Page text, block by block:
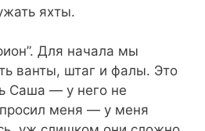
яхты.
Для начала мы
ванты, штаг и фалы. Это
Саша — у него не
меня — у меня